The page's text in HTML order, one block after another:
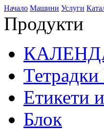
Начало Машини Услуги
Продукти
Етикети
Блок